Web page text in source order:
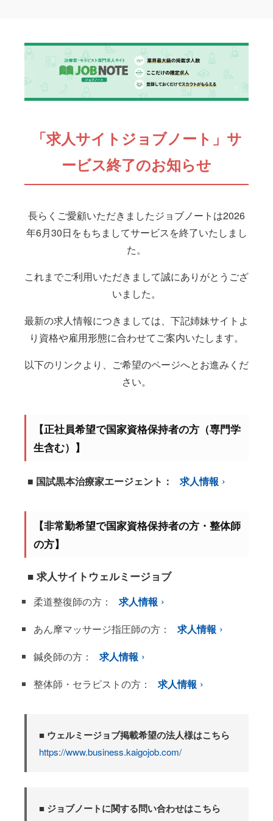
「求人サイトジョブノート」サ
ービス終了のお知らせ
長らくご愛顧いただきましたジョブノートは2026
年6月30日をもちましてサービスを終了いたしまし
た。
これまでご利用いただきまして誠にありがとうござ
いました。
最新の求人情報につきましては、下記姉妹サイトよ
り資格や雇用形態に合わせてご案内いたします。
以下のリンクより、ご希望のページへとお進みくだ
さい。
【正社員希望で国家資格保持者の方（専門学
生含む）】
■ 国試黒本治療家エージェント： 求人情報
【非常勤希望で国家資格保持者の方・整体師
の方】
■ 求人サイトウェルミージョブ
柔道整復師の方：
求人情報
あん摩マッサージ指圧師の方：
求人情報
鍼灸師の方：
求人情報
整体師・セラピストの方：
求人情報
■ ウェルミージョブ掲載希望の法人様はこちら
https://www.business.kaigojob.com/
■ ジョブノートに関する問い合わせはこちら